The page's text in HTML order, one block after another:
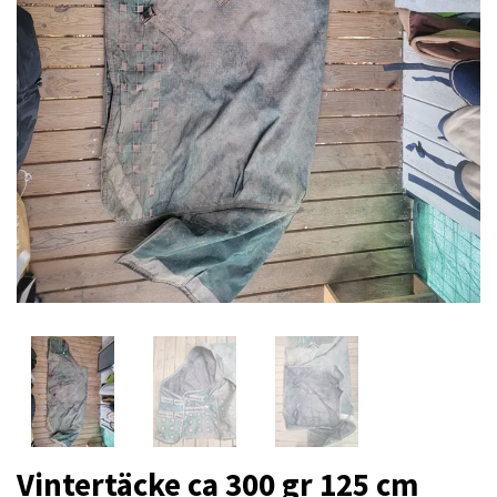
Vintertäcke ca 300 gr 125 cm